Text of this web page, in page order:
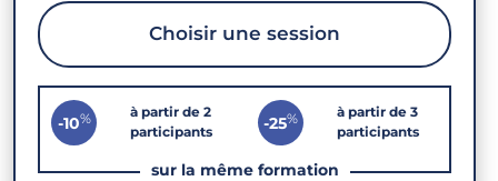
Choisir une session
sur la même formation
-10%
à partir de 2
participants
-25%
à partir de 3
participants